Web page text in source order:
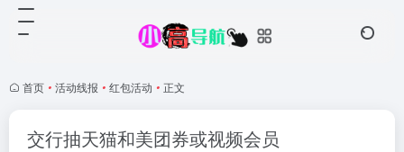
首页 • 活动线报 • 红包活动 • 正文
交行抽天猫和美团券或视频会员